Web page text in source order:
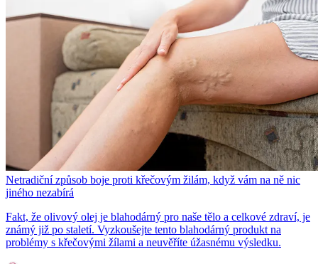
Netradiční způsob boje proti křečovým žilám, když vám na ně nic
jiného nezabírá
Fakt, že olivový olej je blahodárný pro naše tělo a celkové zdraví, je
známý již po staletí. Vyzkoušejte tento blahodárný produkt na
problémy s křečovými žílami a neuvěříte úžasnému výsledku.